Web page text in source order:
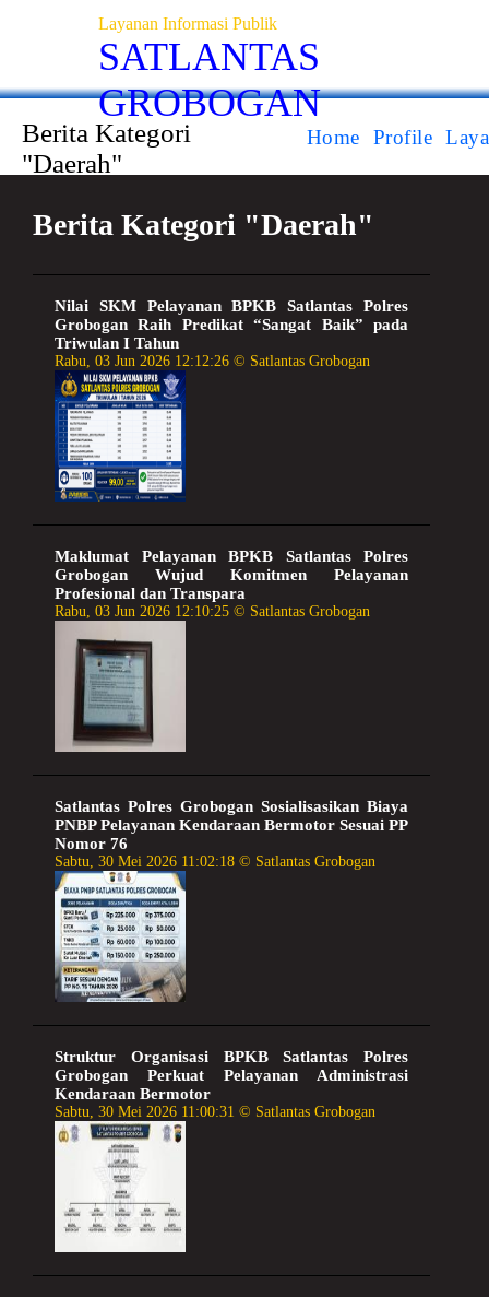
Layanan Informasi Publik
SATLANTAS
GROBOGAN
Home Profile
Berita Kategori
"Daerah"
Berita Kategori "Daerah"
Nilai SKM Pelayanan BPKB Satlantas Polres
Grobogan Raih Predikat “Sangat Baik” pada
Triwulan I Tahun
Rabu, 03 Jun 2026 12:12:26 © Satlantas Grobogan
Maklumat Pelayanan BPKB Satlantas Polres
Grobogan Wujud Komitmen Pelayanan
Profesional dan Transpara
Rabu, 03 Jun 2026 12:10:25 © Satlantas Grobogan
Satlantas Polres Grobogan Sosialisasikan Biaya
PNBP Pelayanan Kendaraan Bermotor Sesuai PP
Nomor 76
Sabtu, 30 Mei 2026 11:02:18 © Satlantas Grobogan
Struktur Organisasi BPKB Satlantas Polres
Grobogan Perkuat Pelayanan Administrasi
Kendaraan Bermotor
Sabtu, 30 Mei 2026 11:00:31 © Satlantas Grobogan